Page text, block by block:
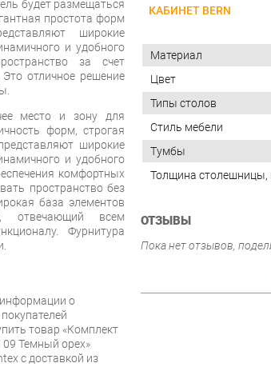
КАБИНЕТ BERN
будет размещаться
простота форм
широкие
и удобного
за счет
отличное решение
место и зону для
форм, строгая
широкие
и удобного
комфортных
пространство без
база элементов
отвечающий всем
Фурнитура
о
товар «Комплект
09 Темный орех»
с доставкой из
Материал
Цвет
Типы столов
Стиль мебели
Тумбы
Толщина
ОТЗЫВЫ
Пока нет отзывов,